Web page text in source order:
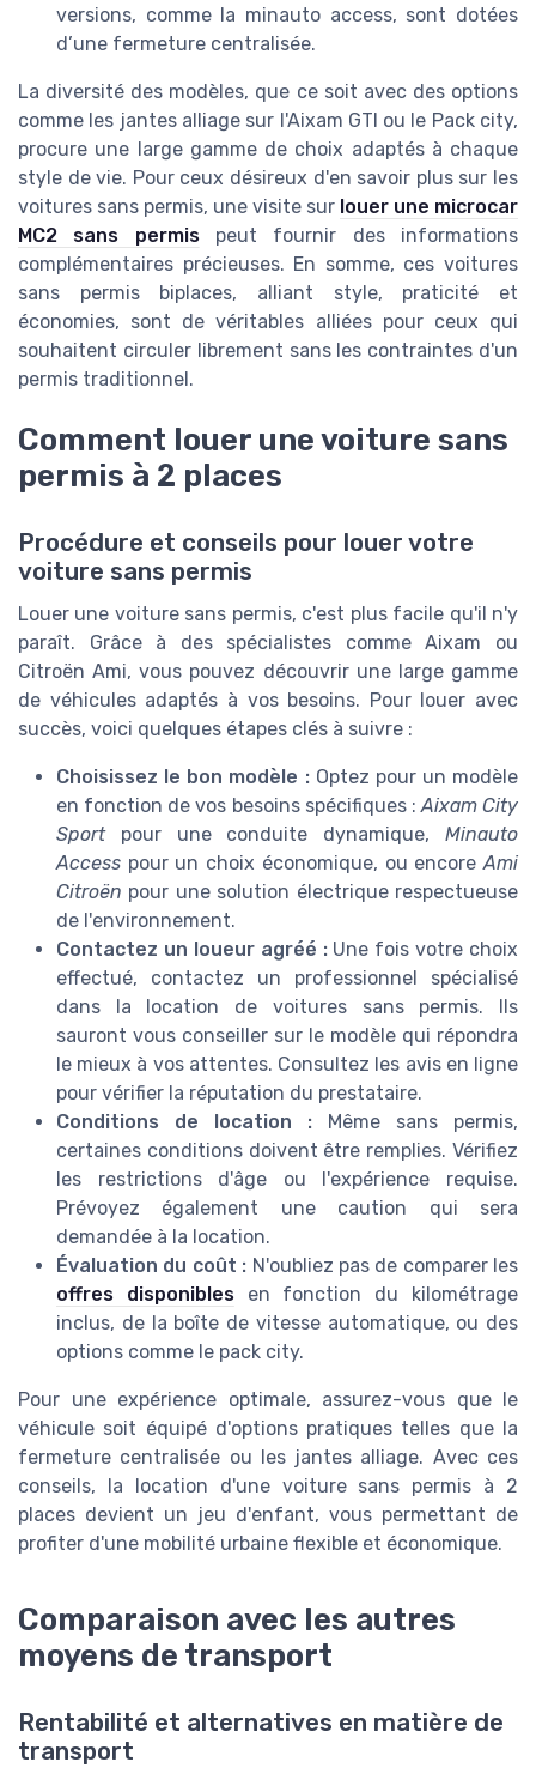
versions, comme la minauto access, sont dotées
d’une fermeture centralisée.
La diversité des modèles, que ce soit avec des options
comme les jantes alliage sur l'Aixam GTI ou le Pack city,
procure une large gamme de choix adaptés à chaque
style de vie. Pour ceux désireux d'en savoir plus sur les
voitures sans permis, une visite sur louer une microcar
MC2 sans permispeut fournir des informations
complémentaires précieuses. En somme, ces voitures
sans permis biplaces, alliant style, praticité et
économies, sont de véritables alliées pour ceux qui
souhaitent circuler librement sans les contraintes d'un
permis traditionnel.
Comment louer une voiture sans
permis à 2 places
Procédure et conseils pour louer votre
voiture sans permis
Louer une voiture sans permis, c'est plus facile qu'il n'y
paraît. Grâce à des spécialistes comme Aixam ou
Citroën Ami, vous pouvez découvrir une large gamme
de véhicules adaptés à vos besoins. Pour louer avec
succès, voici quelques étapes clés à suivre :
Choisissez le bon modèle :Optez pour un modèle
en fonction de vos besoins spécifiques :Aixam City
Sportpour une conduite dynamique, Minauto
Access pour un choix économique, ou encoreAmi
Citroën pour une solution électrique respectueuse
de l'environnement.
Contactez un loueur agréé :Une fois votre choix
effectué, contactez un professionnel spécialisé
dans la location de voitures sans permis. Ils
sauront vous conseiller sur le modèle qui répondra
le mieux à vos attentes. Consultez les avis en ligne
pour vérifier la réputation du prestataire.
Conditions de location : Même sans permis,
certaines conditions doivent être remplies. Vérifiez
les restrictions d'âge ou l'expérience requise.
Prévoyez également une caution qui sera
demandée à la location.
Évaluation du coût : N'oubliez pas de comparer les
offres disponiblesen fonction du kilométrage
inclus, de la boîte de vitesse automatique, ou des
options comme le pack city.
Pour une expérience optimale, assurez-vous que le
véhicule soit équipé d'options pratiques telles que la
fermeture centralisée ou les jantes alliage. Avec ces
conseils, la location d'une voiture sans permis à 2
places devient un jeu d'enfant, vous permettant de
profiter d'une mobilité urbaine flexible et économique.
Comparaison avec les autres
moyens de transport
Rentabilité et alternatives en matière de
transport